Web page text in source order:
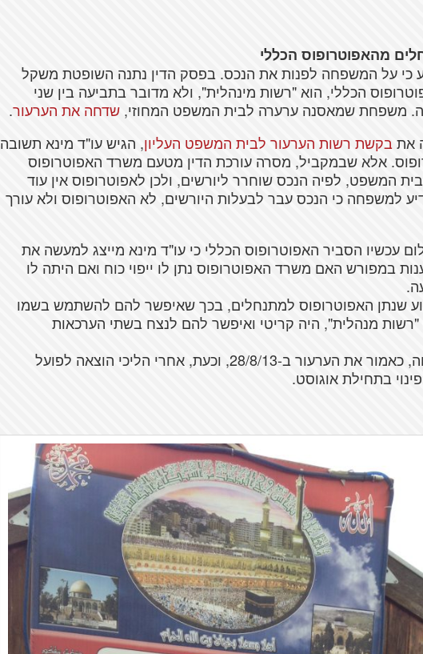
מהאפוטרופוס הכללי
על המשפחה לפנות את הנכס. בפסק הדין נתנה השופטת משקל
הכללי, הוא "רשות מינהלית", ולא מדובר בתביעה בין שני
משפחת שמאסנה ערערה לבית המשפט המחוזי, שדחה את הערעור.
אתבקשת רשות הערעור לבית המשפט העליון, הגיש עו"ד מינא תשובה
אלא שבמקביל, מסרה עורכת הדין מטעם משרד האפוטרופוס
המשפט, לפיה הנכס שוחרר ליורשים, ולכן לאפוטרופוס אין עוד
למשפחה כי הנכס עבר לבעלות היורשים, לא האפוטרופוס ולא עורך
עכשיו הסביר האפוטרופוס הכללי כי עו"ד מינא מייצג למעשה את
במפורש האם משרד האפוטרופוס נתן לו ייפוי כוח ואם היתה לו
שנתן האפוטרופוס למתנחלים, בכך שאיפשר להם להשתמש בשמו
מנהלית", היה קריטי ואיפשר להם לנצח בשתי הערכאות
בית המשפט העליון דחה, כאמור את הערעור ב-28/8/13, וכעת, אחרי הליכי הוצאה לפועל
בתחילת אוגוסט.